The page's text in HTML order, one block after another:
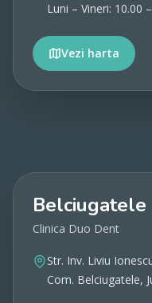
Luni – Vineri: 10.00
Vezi harta
Belciugatele
Clinica Duo Dent
Str. Inv. Liviu
Com. Belciugatele,